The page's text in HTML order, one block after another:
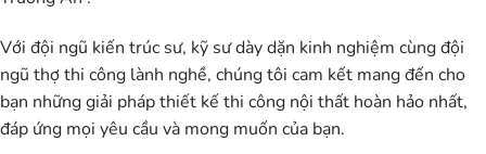
Với đội ngũ kiến trúc sư, kỹ sư dày dặn kinh nghiệm cùng đội
ngũ thợ thi công lành nghề, chúng tôi cam kết mang đến cho
bạn nhữnggiải pháp thiết kế thi công nội thất hoàn hảo nhất,
đáp ứng mọi yêu cầu và mong muốn của bạn.